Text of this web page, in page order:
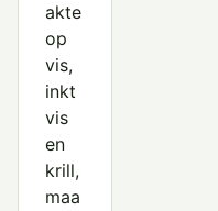
akte
op
vis,
inkt
vis
en
krill,
maa